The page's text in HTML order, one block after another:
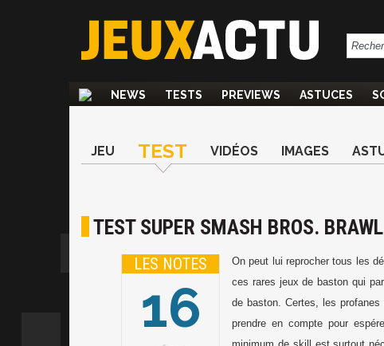
NEWS TESTS PREVIEWS ASTUCES
JEU TEST VIDÉOS IMAGES
TEST SUPER SMASH BROS. BRAWL
LES NOTES
16
On peut lui reprocher tous les
ces rares jeux de baston qui
de baston. Certes, les
prendre en compte pour